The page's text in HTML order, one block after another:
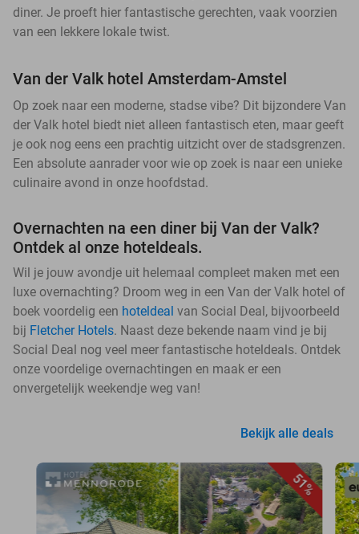
diner. Je proeft hier fantastische gerechten, vaak voorzien
van een lekkere lokale twist.
Van der Valk hotel Amsterdam-Amstel
Op zoek naar een moderne, stadse vibe? Dit bijzondere Van
der Valk hotel biedt niet alleen fantastisch eten, maar geeft
je ook nog eens een prachtig uitzicht over de stadsgrenzen.
Een absolute aanrader voor wie op zoek is naar een unieke
culinaire avond in onze hoofdstad.
Overnachten na een diner bij Van der Valk?
Ontdek al onze hoteldeals.
Wil je jouw avondje uit helemaal compleet maken met een
luxe overnachting? Droom weg in een Van der Valk hotel of
boek voordelig een hoteldeal van Social Deal, bijvoorbeeld
bij Fletcher Hotels. Naast deze bekende naam vind je bij
Social Deal nog veel meer fantastische hoteldeals. Ontdek
onze voordelige overnachtingen en maak er een
onvergetelijk weekendje weg van!
Bekijk alle deals
51%